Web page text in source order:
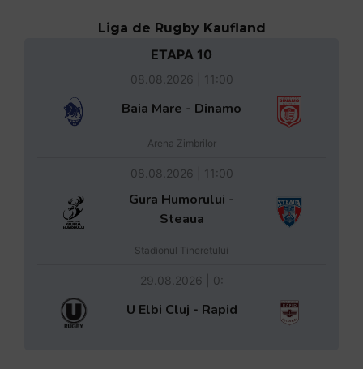
Liga de Rugby Kaufland
ETAPA 10
08.08.2026 | 11:00
Baia Mare - Dinamo
Arena Zimbrilor
08.08.2026 | 11:00
Gura Humorului -
Steaua
Stadionul Tineretului
29.08.2026 | 0:
U Elbi Cluj - Rapid